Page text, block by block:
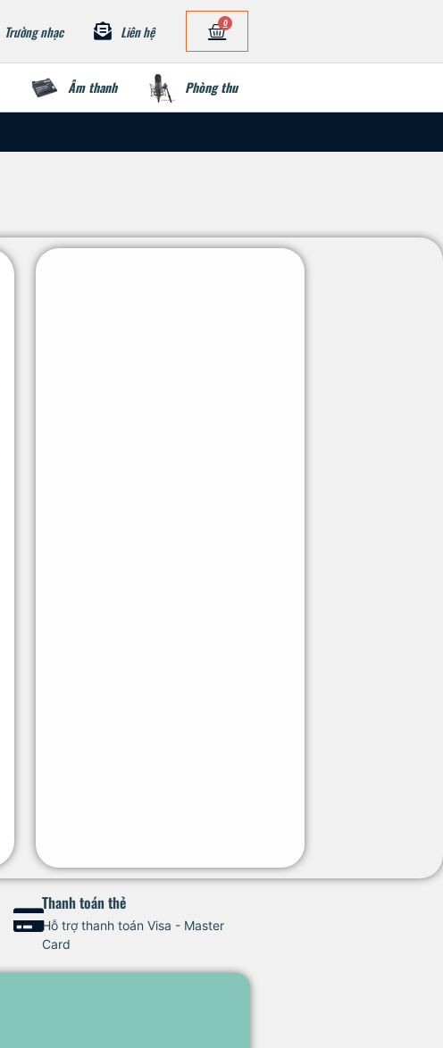
Trường nhạc Liên hệ 0
Âm thanh Phòng thu
Thanh toán thẻ
Hỗ trợ thanh toán Visa - Master
Card